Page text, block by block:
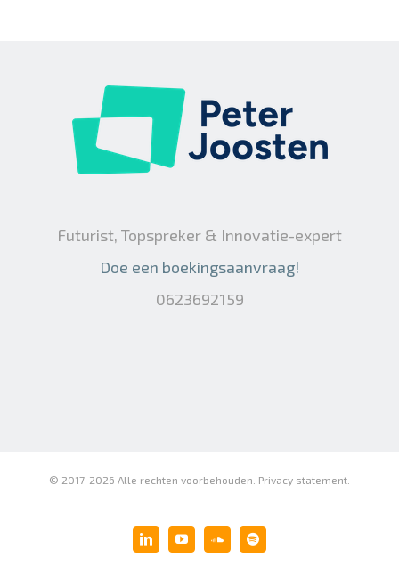
Futurist, Topspreker & Innovatie-expert
Doe een boekingsaanvraag!
0623692159
© 2017-2026 Alle rechten voorbehouden. Privacy statement
LinkedInYouTubeSoundCloud
Spotify